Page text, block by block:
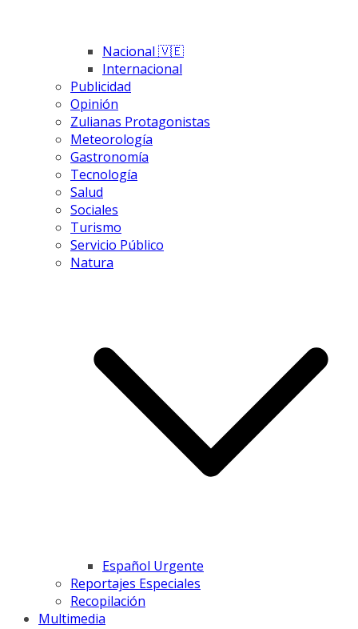
Nacional 🇻🇪
Internacional
Publicidad
Opinión
Zulianas Protagonistas
Meteorología
Gastronomía
Tecnología
Salud
Sociales
Turismo
Servicio Público
Natura
Español Urgente
Reportajes Especiales
Recopilación
Multimedia